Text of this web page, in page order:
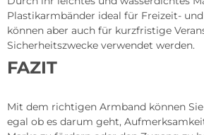
Plastikarmbänder ideal für Freizeit- und
können aber auch für kurzfristige
Sicherheitszwecke verwendet werden.
FAZIT
Mit dem richtigen Armband können
egal ob es darum geht,